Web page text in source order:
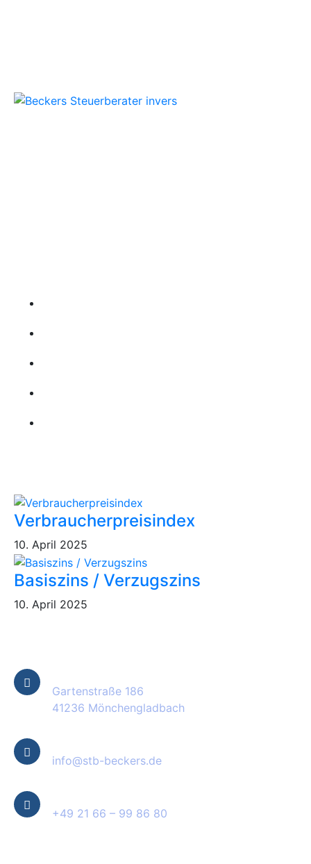
Verbraucherpreisindex
10. April 2025
Basiszins / Verzugszins
10. April 2025
Gartenstraße 186
41236 Mönchengladbach
info@stb-beckers.de
+49 21 66 – 99 86 80